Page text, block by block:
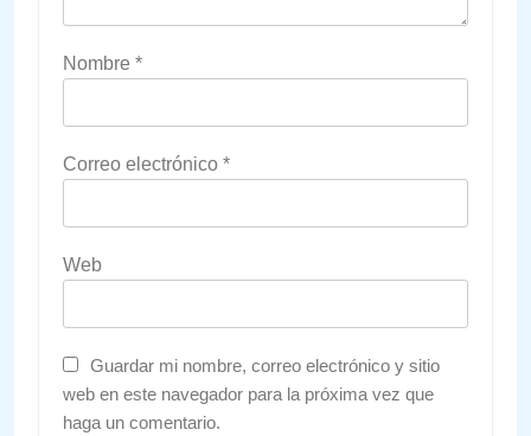
Nombre *
Correo electrónico *
Web
Guardar mi nombre, correo electrónico y sitio
web en este navegador para la próxima vez que
haga un comentario.